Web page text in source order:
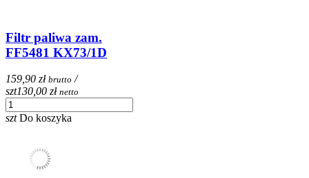
Filtr paliwa zam.
FF5481 KX73/1D
159,90 zł brutto /
szt130,00 zł netto
szt Do koszyka